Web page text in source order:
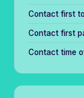
Contact first
Contact first
Contact time